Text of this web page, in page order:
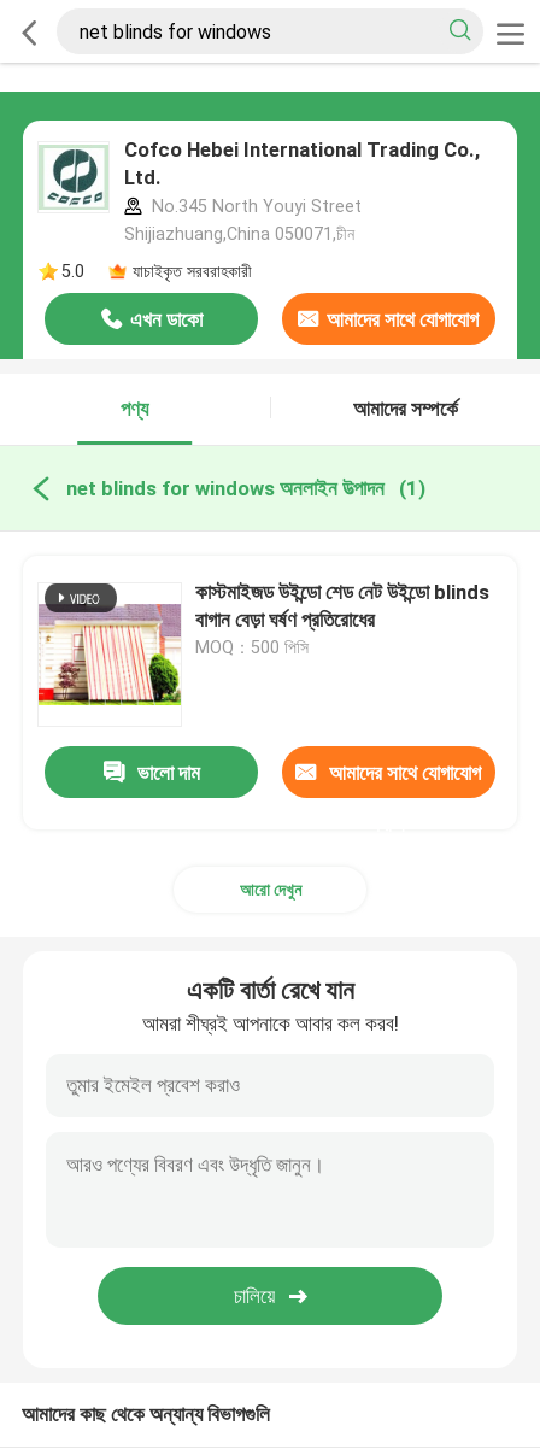
Cofco Hebei International Trading Co.,
Ltd.
No.345 North Youyi Street
Shijiazhuang,China 050071,চীন
5.0
যাচাইকৃত সরবরাহকারী
এখন ডাকো আমাদের সাথে যোগাযোগ
পণ্য
আমাদের সম্পর্কে
net blinds for windows অনলাইন উত্পাদন (1)
কাস্টমাইজড উইন্ডো শেড নেট উইন্ডো blinds
বাগান বেড়া ঘর্ষণ প্রতিরোধের
MOQ：500 পিসি
ভালো দাম আমাদের সাথে যোগাযোগ
আরো দেখুন
একটি বার্তা রেখে যান
আমরা শীঘ্রই আপনাকে আবার কল করব!
আমাদের কাছ থেকে অন্যান্য বিভাগগুলি